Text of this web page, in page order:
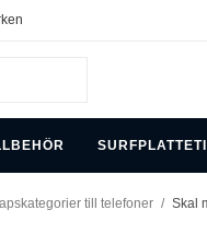
till telefoner / Skal